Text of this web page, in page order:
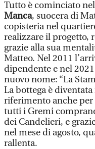
Tutto è cominciato
Manca, suocera di
copisteria nel
realizzare il progetto,
grazie alla sua
Matteo. Nel 2011
dipendente e nel
nuovo nome: “La
La bottega è
riferimento anche
tutti i Gremi
dei Candelieri, e
nel mese di agosto,
rallenta.